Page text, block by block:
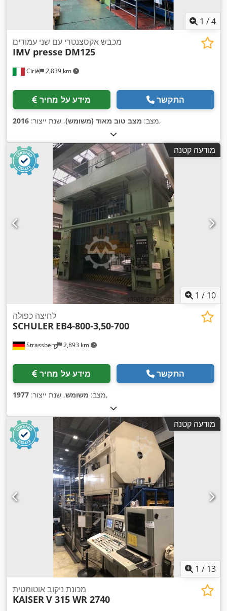
1 /4
Ciriè 2,839 km
מכבש אקסצנטרי עם שני עמודים
IMV presse DM125
מידע על מחיר התקשר
מצב: מצב טוב מאוד (משומש), שנת ייצור: 2016 ,
מודעה קטנה
1 / 10
Strassberg 2,893 km
לחיצה כפולה
SCHULER EB4-800-3,50-700
מידע על מחיר התקשר
מצב: משומש, שנת ייצור: 1977 ,
מודעה קטנה
1 / 13
מכונת ניקוב אוטומטית
KAISERV 315 WR 2740